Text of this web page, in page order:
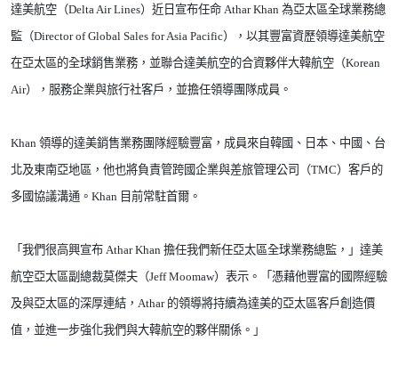
達美航空（Delta Air Lines）近日宣布任命 Athar Khan 為亞太區全球業務總
監（Director of Global Sales for Asia Pacific），以其豐富資歷領導達美航空
在亞太區的全球銷售業務，並聯合達美航空的合資夥伴大韓航空（Korean
Air），服務企業與旅行社客戶，並擔任領導團隊成員。
Khan 領導的達美銷售業務團隊經驗豐富，成員來自韓國、日本、中國、台
北及東南亞地區，他也將負責管跨國企業與差旅管理公司（TMC）客戶的
多國協議溝通。 Khan 目前常駐首爾。
「我們很高興宣布 Athar Khan 擔任我們新任亞太區全球業務總監，」達美
航空亞太區副總裁莫傑夫（Jeff Moomaw）表示。「憑藉他豐富的國際經驗
及與亞太區的深厚連結， Athar 的領導將持續為達美的亞太區客戶創造價
值，並進一步強化我們與大韓航空的夥伴關係。」